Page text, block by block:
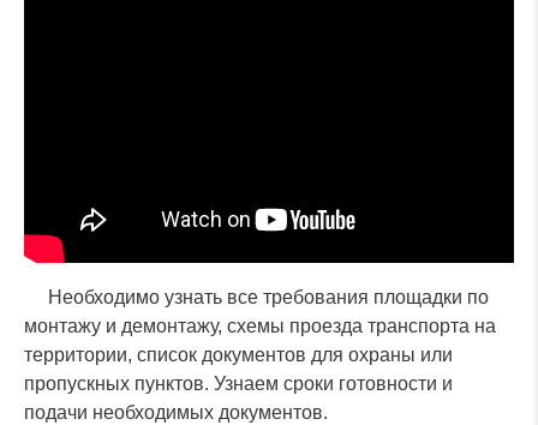
Оставьте заявку и наш
Необходимо узнать все требования площадки по
монтажу и демонтажу, схемы проезда транспорта на
территории, список документов для охраны или
пропускных пунктов. Узнаем сроки готовности и
подачи необходимых документов.